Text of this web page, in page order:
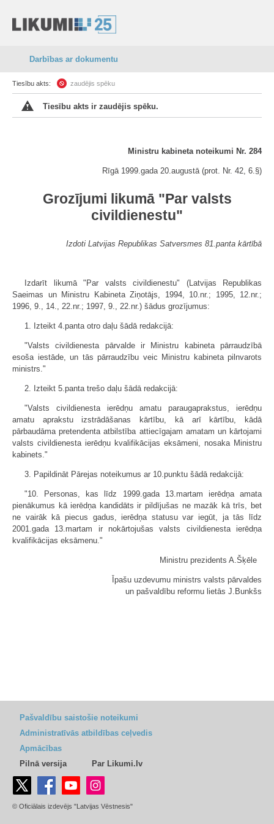
Darbības ar dokumentu
Tiesību akts: zaudējis spēku
Tiesību akts ir zaudējis spēku.
Ministru kabineta noteikumi Nr. 284
Rīgā 1999.gada 20.augustā (prot. Nr. 42, 6.§)
Grozījumi likumā "Par valsts
civildienestu"
Izdoti Latvijas Republikas Satversmes 81.panta kārtībā
Izdarīt likumā "Par valsts civildienestu" (Latvijas Republikas
Saeimas un Ministru Kabineta Ziņotājs, 1994, 10.nr.; 1995, 12.nr.;
1996, 9., 14., 22.nr.; 1997, 9., 22.nr.) šādus grozījumus:
1. Izteikt 4.panta otro daļu šādā redakcijā:
"Valsts civildienesta pārvalde ir Ministru kabineta pārraudzībā
esoša iestāde, un tās pārraudzību veic Ministru kabineta pilnvarots
ministrs."
2. Izteikt 5.panta trešo daļu šādā redakcijā:
"Valsts civildienesta ierēdņu amatu paraugaprakstus, ierēdņu
amatu aprakstu izstrādāšanas kārtību, kā arī kārtību, kādā
pārbaudāma pretendenta atbilstība attiecīgajam amatam un kārtojami
valsts civildienesta ierēdņu kvalifikācijas eksāmeni, nosaka Ministru
kabinets."
3. Papildināt Pārejas noteikumus ar 10.punktu šādā redakcijā:
"10. Personas, kas līdz 1999.gada 13.martam ierēdņa amata
pienākumus kā ierēdņa kandidāts ir pildījušas ne mazāk kā trīs, bet
ne vairāk kā piecus gadus, ierēdņa statusu var iegūt, ja tās līdz
2001.gada 13.martam ir nokārtojušas valsts civildienesta ierēdņa
kvalifikācijas eksāmenu."
Ministru prezidents A.Šķēle
Īpašu uzdevumu ministrs valsts pārvaldes
un pašvaldību reformu lietās J.Bunkšs
Pašvaldību saistošie noteikumi
Administratīvās atbildības ceļvedis
Apmācības
Pilnā versija
Par Likumi.lv
© Oficiālais izdevējs "Latvijas Vēstnesis"